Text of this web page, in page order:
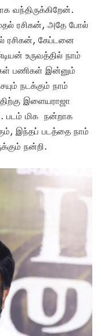
வந்திருக்கிறேன்.
ரசிகன், அதே போல்
ரசிகன், கேப்டனை
உருவத்தில் நாம்
பணிகள் இன்னும்
நடக்கும் நாம்
இளையராஜா
படம் மிக நன்றாக
இந்தப் படத்தை நாம்
நன்றி.